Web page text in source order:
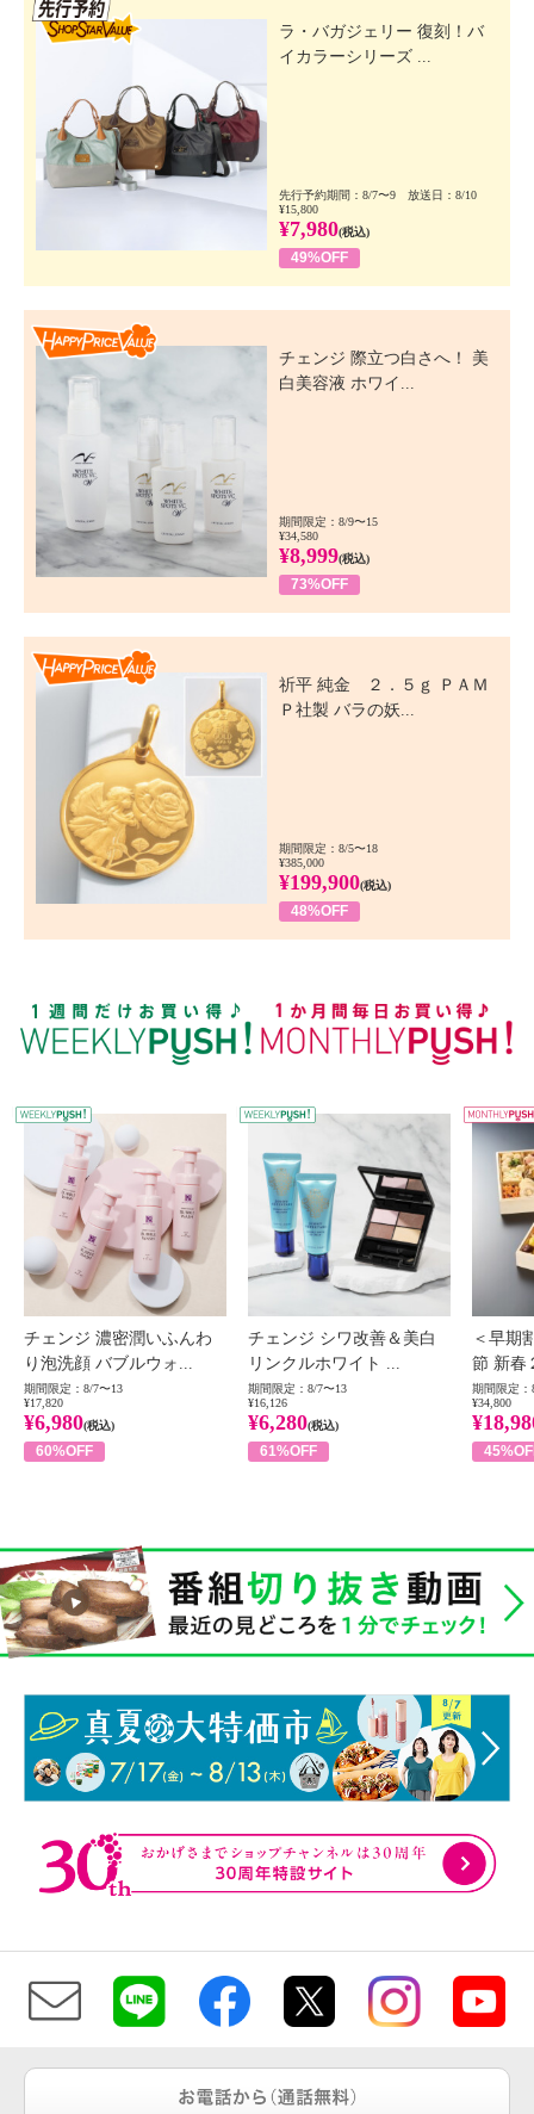
ラ・バガジェリー 復刻！バ
イカラーシリーズ ...
先行予約期間：8/7〜9 放送日：8/10
¥15,800
¥7,980(税込)
49%OFF
チェンジ 際立つ白さへ！ 美
白美容液 ホワイ...
期間限定：8/9〜15
¥34,580
¥8,999(税込)
73%OFF
祈平 純金 ２．５ｇ ＰＡＭ
Ｐ社製 バラの妖...
期間限定：8/5〜18
¥385,000
¥199,900(税込)
48%OFF
WEEKLY PUSH
チェンジ 濃密潤いふんわ
り泡洗顔 バブルウォ...
期間限定：8/7〜13
¥17,820
¥6,980(税込)
60%OFF
チェンジ シワ改善＆美白
リンクルホワイト ...
期間限定：8/7〜13
¥16,126
¥6,280(税込)
61%OFF
＜早期
節 新春
期間限定：
¥34,800